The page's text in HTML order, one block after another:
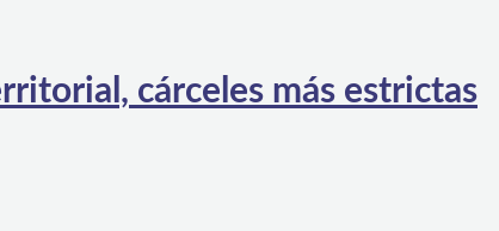
cárceles más estrictas